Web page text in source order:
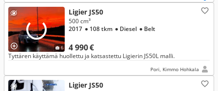
6
Ligier JS50
4 990 €
500 cm³
2017 ● 108 tkm ● Diesel ● Belt
Tyttären käyttämä huollettu ja katsastettu Ligierin JS50L malli.
Pori, Kimmo Hohkala
Ligier JS50